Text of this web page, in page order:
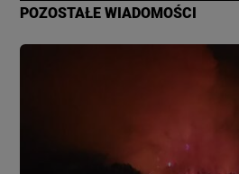
POZOSTAŁE WIADOMOŚCI